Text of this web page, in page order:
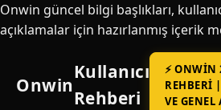
Onwin güncel bilgi başlıkları,
açıklamalar için hazırlanmış içerik
Onwin
Kullanıcı
Rehberi
⚡
REHBERI
VE